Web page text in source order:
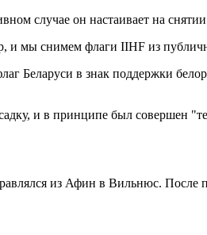
случае он настаивает на
мы снимем флаги IIHF из
Беларуси в знак поддержки
и в принципе был совершен
из Афин в Вильнюс. После